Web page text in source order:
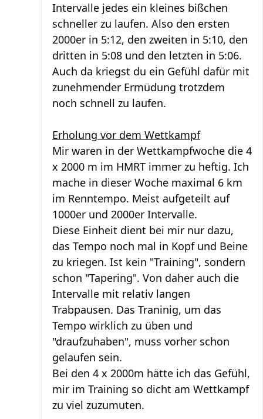
Intervalle jedes ein kleines bißchen
schneller zu laufen. Also den ersten
2000er in 5:12, den zweiten in 5:10, den
dritten in 5:08 und den letzten in 5:06.
Auch da kriegst du ein Gefühl dafür mit
zunehmender Ermüdung trotzdem
noch schnell zu laufen.
Erholung vor dem Wettkampf
Mir waren in der Wettkampfwoche die 4
x 2000 m im HMRT immer zu heftig. Ich
mache in dieser Woche maximal 6 km
im Renntempo. Meist aufgeteilt auf
1000er und 2000er Intervalle.
Diese Einheit dient bei mir nur dazu,
das Tempo noch mal in Kopf und Beine
zu kriegen. Ist kein "Training", sondern
schon "Tapering". Von daher auch die
Intervalle mit relativ langen
Trabpausen. Das Traninig, um das
Tempo wirklich zu üben und
"draufzuhaben", muss vorher schon
gelaufen sein.
Bei den 4 x 2000m hätte ich das Gefühl,
mir im Training so dicht am Wettkampf
zu viel zuzumuten.